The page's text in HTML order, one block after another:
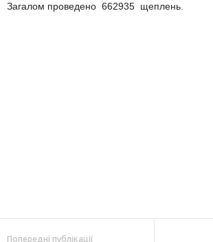
Загалом проведено 662935 щеплень.
Попередні публікації